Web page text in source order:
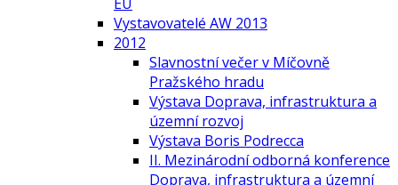
Vystavovatelé AW 2013
2012
Slavnostní večer v Míčovně
Pražského hradu
Výstava Doprava, infrastruktura a
územní rozvoj
Výstava Boris Podrecca
II. Mezinárodní odborná konference
Doprava, infrastruktura a územní